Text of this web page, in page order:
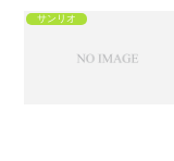
サンリオ